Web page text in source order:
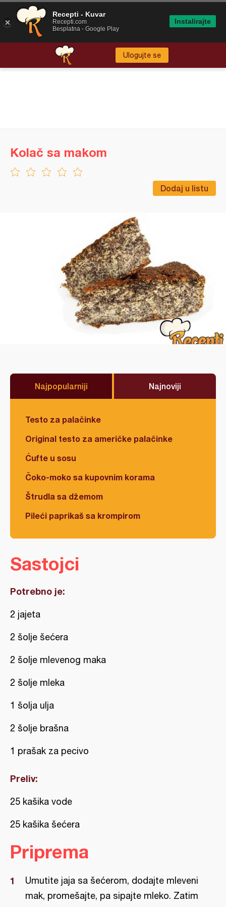
Ulogujte se
Dodaj u listu
Kolač sa makom
Najpopularniji Najnoviji
Testo za palačinke
Original testo za američke palačinke
Ćufte u sosu
Čoko-moko sa kupovnim korama
Štrudla sa džemom
Pileći paprikaš sa krompirom
Sastojci
Potrebno je:
2 jajeta
2 šolje šećera
2 šolje mlevenog maka
2 šolje mleka
1 šolja ulja
2 šolje brašna
1 prašak za pecivo
Preliv:
25 kašika vode
25 kašika šećera
Priprema
Umutite jaja sa šećerom, dodajte mleveni
mak, promešajte, pa sipajte mleko. Zatim
Recepti - Kuvar
Recepti.com
Besplatna - Google Play
Instalirajte